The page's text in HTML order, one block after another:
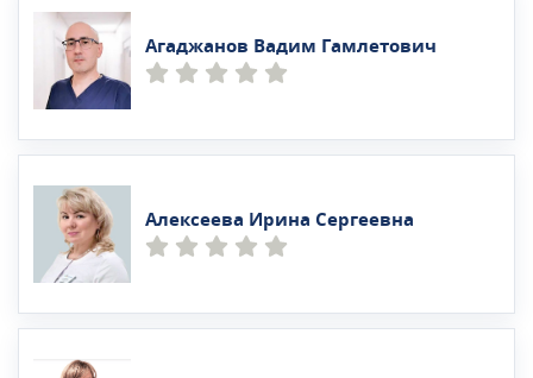
Агаджанов Вадим Гамлетович
Алексеева Ирина Сергеевна